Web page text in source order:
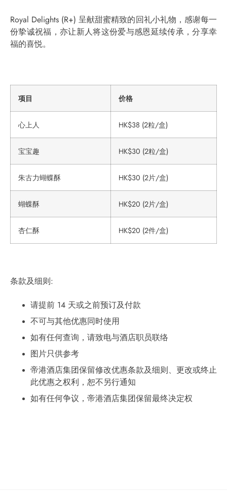
Royal Delights (R+) 呈献甜蜜精致的回礼小礼物，感谢每一
份挚诚祝福，亦让新人将这份爱与感恩延续传承，分享幸
福的喜悦。
项目 价格
心上人 HK$38 (2粒/盒)
宝宝趣 HK$30 (2粒/盒)
朱古力蝴蝶酥 HK$30 (2片/盒)
蝴蝶酥 HK$20 (2片/盒)
杏仁酥 HK$20 (2件/盒)
条款及细则:
请提前 14 天或之前预订及付款
不可与其他优惠同时使用
如有任何查询，请致电与酒店职员联络
图片只供参考
帝港酒店集团保留修改优惠条款及细则、更改或终止
此优惠之权利，恕不另行通知
如有任何争议，帝港酒店集团保留最终决定权